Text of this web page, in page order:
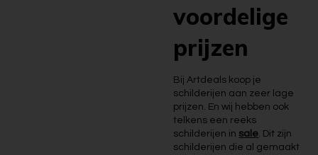
voordelige
prijzen
Bij Artdeals koop je
schilderijen aan zeer lage
prijzen. En wij hebben ook
telkens een reeks
schilderijen in sale. Dit zijn
schilderijen die al gemaakt